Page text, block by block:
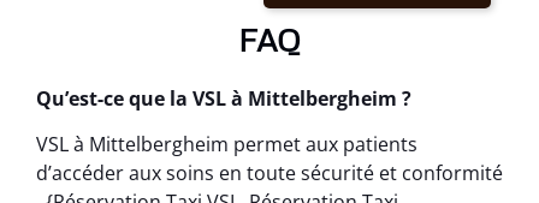
FAQ
Qu’est-ce que la VSL à Mittelbergheim ?
VSL à Mittelbergheim permet aux patients
d’accéder aux soins en toute sécurité et conformité